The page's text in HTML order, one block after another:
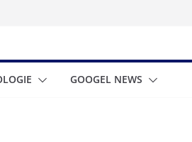
GOOGEL NEWS